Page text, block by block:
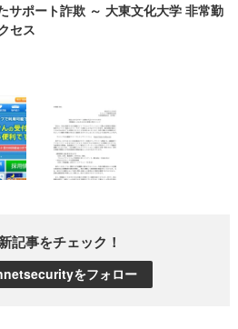
サポート詐欺 ～ 大東文化大学 非常勤
セス
記事をチェック！
をフォロー